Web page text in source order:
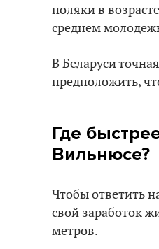
поляки в
среднем
В Беларуси
предположить,
Где
Вильнюсе?
Чтобы ответить
свой заработок
метров.